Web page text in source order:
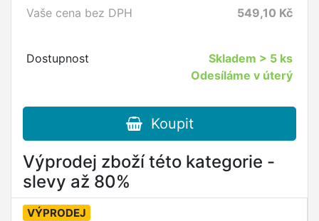
Vaše cena bez DPH
549,10 Kč
Dostupnost Skladem > 5 ks
Odesíláme v úterý
Koupit
Výprodej zboží této kategorie -
slevy až 80%
VÝPRODEJ